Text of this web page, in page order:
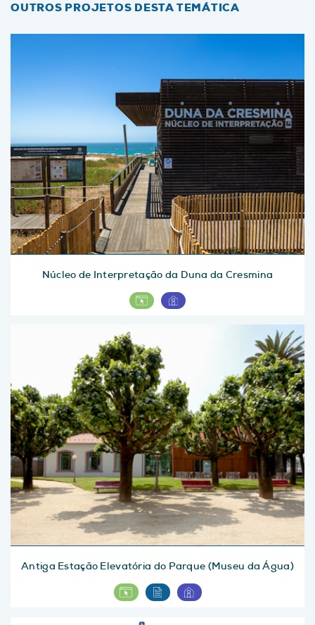
OUTROS PROJETOS DESTA TEMÁTICA
Núcleo de Interpretação da Duna da Cresmina
Antiga Estação Elevatória do Parque (Museu da Água)